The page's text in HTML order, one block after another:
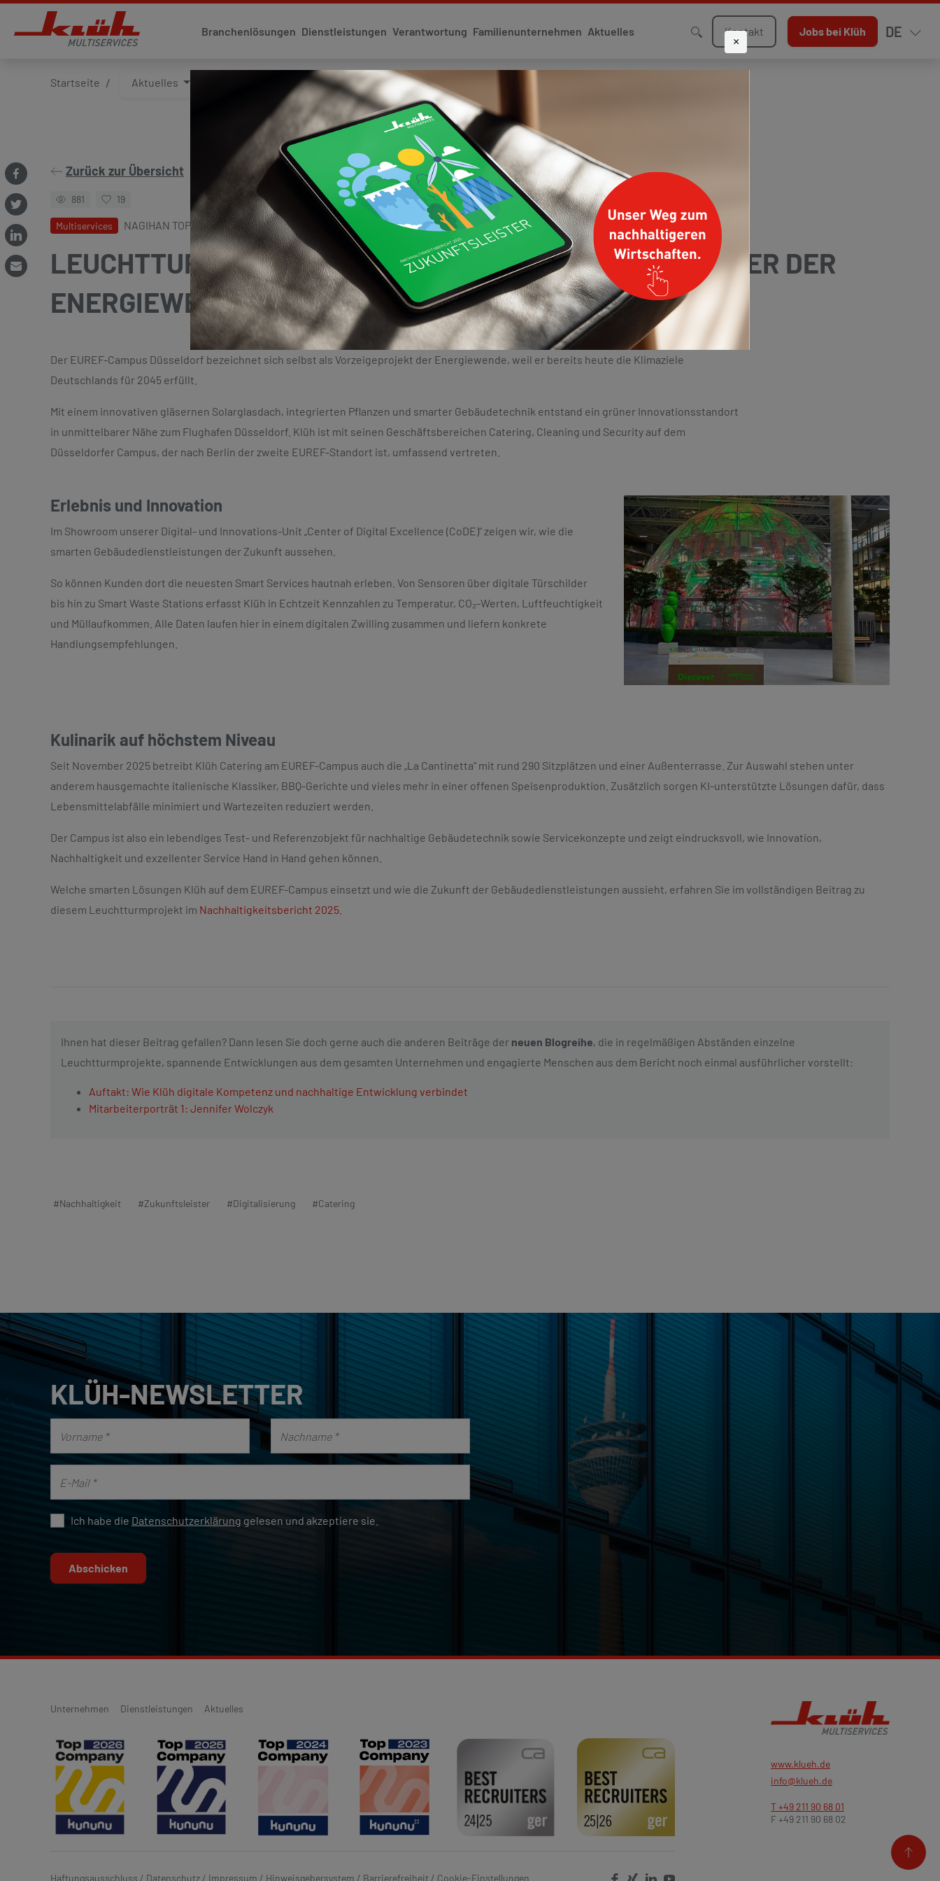
Branchenlösungen Dienstleistungen Verantwortung Familienunternehmen Aktuelles Kontakt Jobs bei Klüh DE
Startseite Aktuelles
Zurück zur Übersicht
881 19
Multiservices NAGIHAN TOPCU / STEPHAN OHANIAN, LESEDAUER CA. 5 MINUTEN 08. Juni 2026
LEUCHTTURMPROJEKT: EUREF-CAMPUS - SCHAUFENSTER DER
ENERGIEWENDE
Der EUREF-Campus Düsseldorf bezeichnet sich selbst als Vorzeigeprojekt der Energiewende, weil er bereits heute die Klimaziele
Deutschlands für 2045 erfüllt.
Mit einem innovativen gläsernen Solarglasdach, integrierten Pflanzen und smarter Gebäudetechnik entstand ein grüner Innovationsstandort
in unmittelbarer Nähe zum Flughafen Düsseldorf. Klüh ist mit seinen Geschäftsbereichen Catering, Cleaning und Security auf dem
Düsseldorfer Campus, der nach Berlin der zweite EUREF-Standort ist, umfassend vertreten.
Erlebnis und Innovation
Im Showroom unserer Digital- und Innovations-Unit „Center of Digital Excellence (CoDE)“ zeigen wir, wie die
smarten Gebäudedienstleistungen der Zukunft aussehen.
So können Kunden dort die neuesten Smart Services hautnah erleben. Von Sensoren über digitale Türschilder
bis hin zu Smart Waste Stations erfasst Klüh in Echtzeit Kennzahlen zu Temperatur, CO₂-Werten, Luftfeuchtigkeit
und Müllaufkommen. Alle Daten laufen hier in einem digitalen Zwilling zusammen und liefern konkrete
Handlungsempfehlungen.
Kulinarik auf höchstem Niveau
Seit November 2025 betreibt Klüh Catering am EUREF-Campus auch die „La Cantinetta“ mit rund 290 Sitzplätzen und einer Außenterrasse. Zur Auswahl stehen unter
anderem hausgemachte italienische Klassiker, BBQ-Gerichte und vieles mehr in einer offenen Speisenproduktion. Zusätzlich sorgen KI-unterstützte Lösungen dafür, dass
Lebensmittelabfälle minimiert und Wartezeiten reduziert werden.
Der Campus ist also ein lebendiges Test- und Referenzobjekt für nachhaltige Gebäudetechnik sowie Servicekonzepte und zeigt eindrucksvoll, wie Innovation,
Nachhaltigkeit und exzellenter Service Hand in Hand gehen können.
Welche smarten Lösungen Klüh auf dem EUREF-Campus einsetzt und wie die Zukunft der Gebäudedienstleistungen aussieht, erfahren Sie im vollständigen Beitrag zu
diesem Leuchtturmprojekt im Nachhaltigkeitsbericht 2025
Ihnen hat dieser Beitrag gefallen? Dann lesen Sie doch gerne auch die anderen Beiträge der neuen Blogreihe, die in regelmäßigen Abständen einzelne
Leuchtturmprojekte, spannende Entwicklungen aus dem gesamten Unternehmen und engagierte Menschen aus dem Bericht noch einmal ausführlicher vorstellt:
Auftakt: Wie Klüh digitale Kompetenz und nachhaltige Entwicklung verbindet
Mitarbeiterporträt 1: Jennifer Wolczyk
#Nachhaltigkeit #Zukunftsleister #Digitalisierung #Catering
KLÜH-NEWSLETTER
Ich habe die Datenschutzerklärung gelesen und akzeptiere sie.
Abschicken
Unternehmen Dienstleistungen Aktuelles
Haftungsausschluss / Datenschutz / Impressum / Hinweisgebersystem / Barrierefreiheit / Cookie-Einstellungen
www.klueh.de
info@klueh.de
T +49 211 90 68 01
F +49 211 90 68 02
×